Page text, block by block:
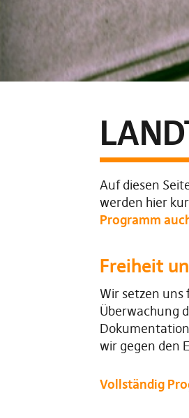
Auf diesen
werden hier
Programm
Freiheit
Wir setzen uns
Überwachung
wir gegen den
Vollständig